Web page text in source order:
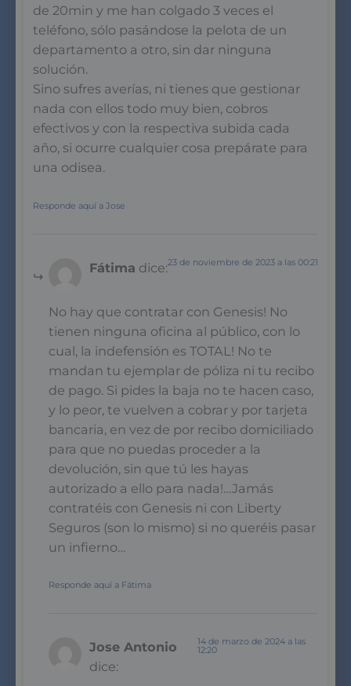
de 20min y me han colgado 3 veces el
teléfono, sólo pasándose la pelota de un
departamento a otro, sin dar ninguna
solución.
Sino sufres averías, ni tienes que gestionar
nada con ellos todo muy bien, cobros
efectivos y con la respectiva subida cada
año, si ocurre cualquier cosa prepárate para
una odisea.
Responde aquí a Jose
Fátima dice:23 de noviembre de 2023 a las 00:21
No hay que contratar con Genesis! No
tienen ninguna oficina al público, con lo
cual, la indefensión es TOTAL! No te
mandan tu ejemplar de póliza ni tu recibo
de pago. Si pides la baja no te hacen caso,
y lo peor, te vuelven a cobrar y por tarjeta
bancaria, en vez de por recibo domiciliado
para que no puedas proceder a la
devolución, sin que tú les hayas
autorizado a ello para nada!…Jamás
contratéis con Genesis ni con Liberty
Seguros (son lo mismo) si no queréis pasar
un infierno…
Responde aquí a Fátima
Jose Antonio
dice:
14 de marzo de 2024 a las
12:20